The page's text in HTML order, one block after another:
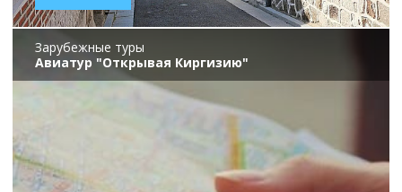
Зарубежные туры
Авиатур "Открывая Киргизию"